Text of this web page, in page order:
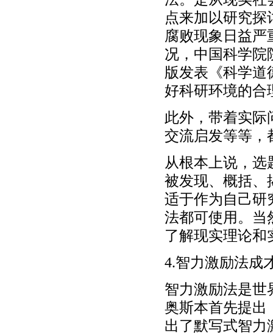
点来加以研究
腐败现象日益
况，中国科学院
版发表《科学
好科研环境的合
此外，带着实
交流启发等等，
从根本上说，
被发现、概括、
适于作为自己研
法都可使用。当
了解现实理论
4.智力激励法成
智力激励法是世
奥斯本首先提出
出了默写式智力